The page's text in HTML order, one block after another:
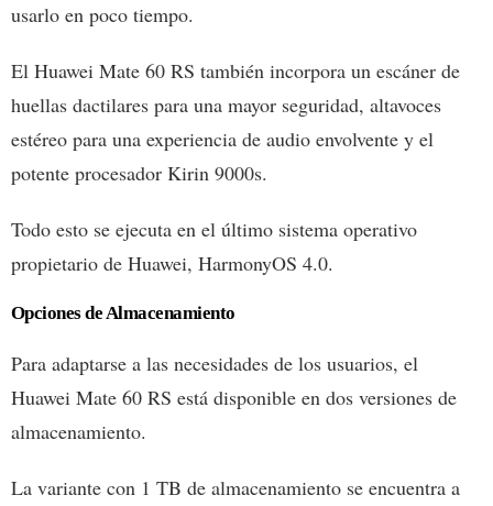
usarlo en poco tiempo.
El Huawei Mate 60 RS también incorpora un escáner de
huellas dactilares para una mayor seguridad, altavoces
estéreo para una experiencia de audio envolvente y el
potente procesador Kirin 9000s.
Todo esto se ejecuta en el último sistema operativo
propietario de Huawei, HarmonyOS 4.0.
Opciones de Almacenamiento
Para adaptarse a las necesidades de los usuarios, el
Huawei Mate 60 RS está disponible en dos versiones de
almacenamiento.
La variante con 1 TB de almacenamiento se encuentra a